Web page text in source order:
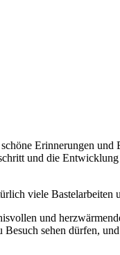
Erinnerungen
und die
viele
und
sehen dürfen,